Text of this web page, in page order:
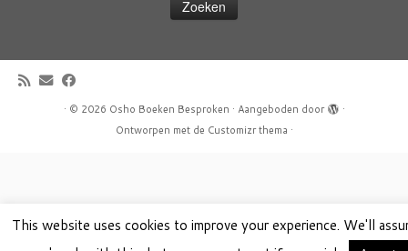
· © 2026 Osho Boeken Besproken · Aangeboden door
·
Ontworpen met de Customizr thema ·
This website uses cookies to improve your experience. We'll